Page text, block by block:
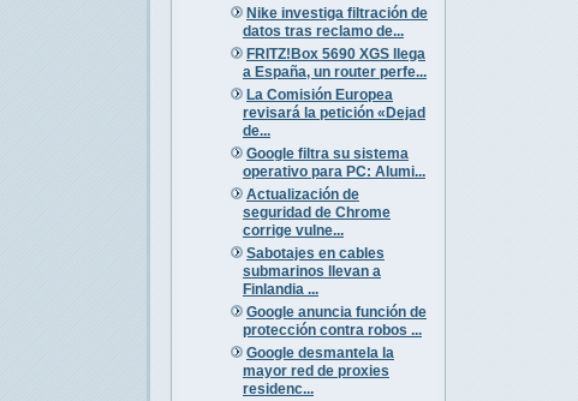
Nike investiga filtración de
datos tras reclamo de...
FRITZ!Box 5690 XGS llega
a España, un router perfe...
La Comisión Europea
revisará la petición «Dejad
de...
Google filtra su sistema
operativo para PC: Alumi...
Actualización de
seguridad de Chrome
corrige vulne...
Sabotajes en cables
submarinos llevan a
Finlandia ...
Google anuncia función de
protección contra robos ...
Google desmantela la
mayor red de proxies
residenc...